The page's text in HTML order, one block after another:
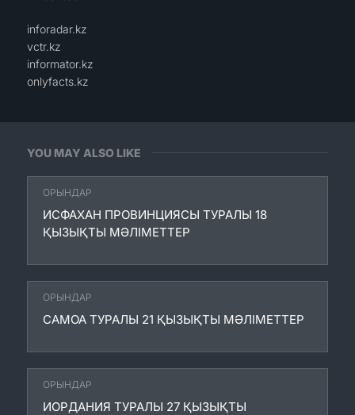
YOU MAY ALSO LIKE
ОРЫНДАР
ИСФАХАН ПРОВИНЦИЯСЫ ТУРАЛЫ 18
ҚЫЗЫҚТЫ МӘЛІМЕТТЕР
ОРЫНДАР
САМОА ТУРАЛЫ 21 ҚЫЗЫҚТЫ МӘЛІМЕТТЕР
ОРЫНДАР
ИОРДАНИЯ ТУРАЛЫ 27 ҚЫЗЫҚТЫ
inforadar.kz
vctr.kz
informator.kz
onlyfacts.kz